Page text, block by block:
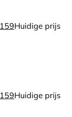
159Huidige prijs
159Huidige prijs